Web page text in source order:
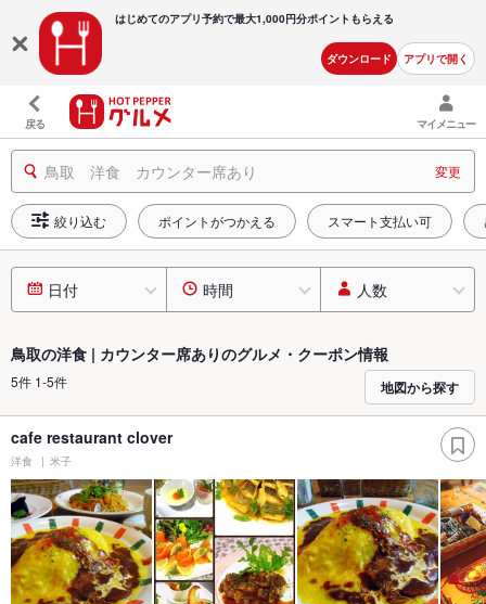
はじめてのアプリ予約で最大1,000円分ポイントもらえる
ダウンロード アプリで開く
戻る マイメニュー
鳥取 洋食 カウンター席あり 変更
絞り込む ポイントがつかえる スマート支払い可
日付 時間 人数
鳥取の洋食 | カウンター席ありのグルメ・クーポン情報
5件 1-5件 地図から探す
cafe restaurant clover
洋食 米子